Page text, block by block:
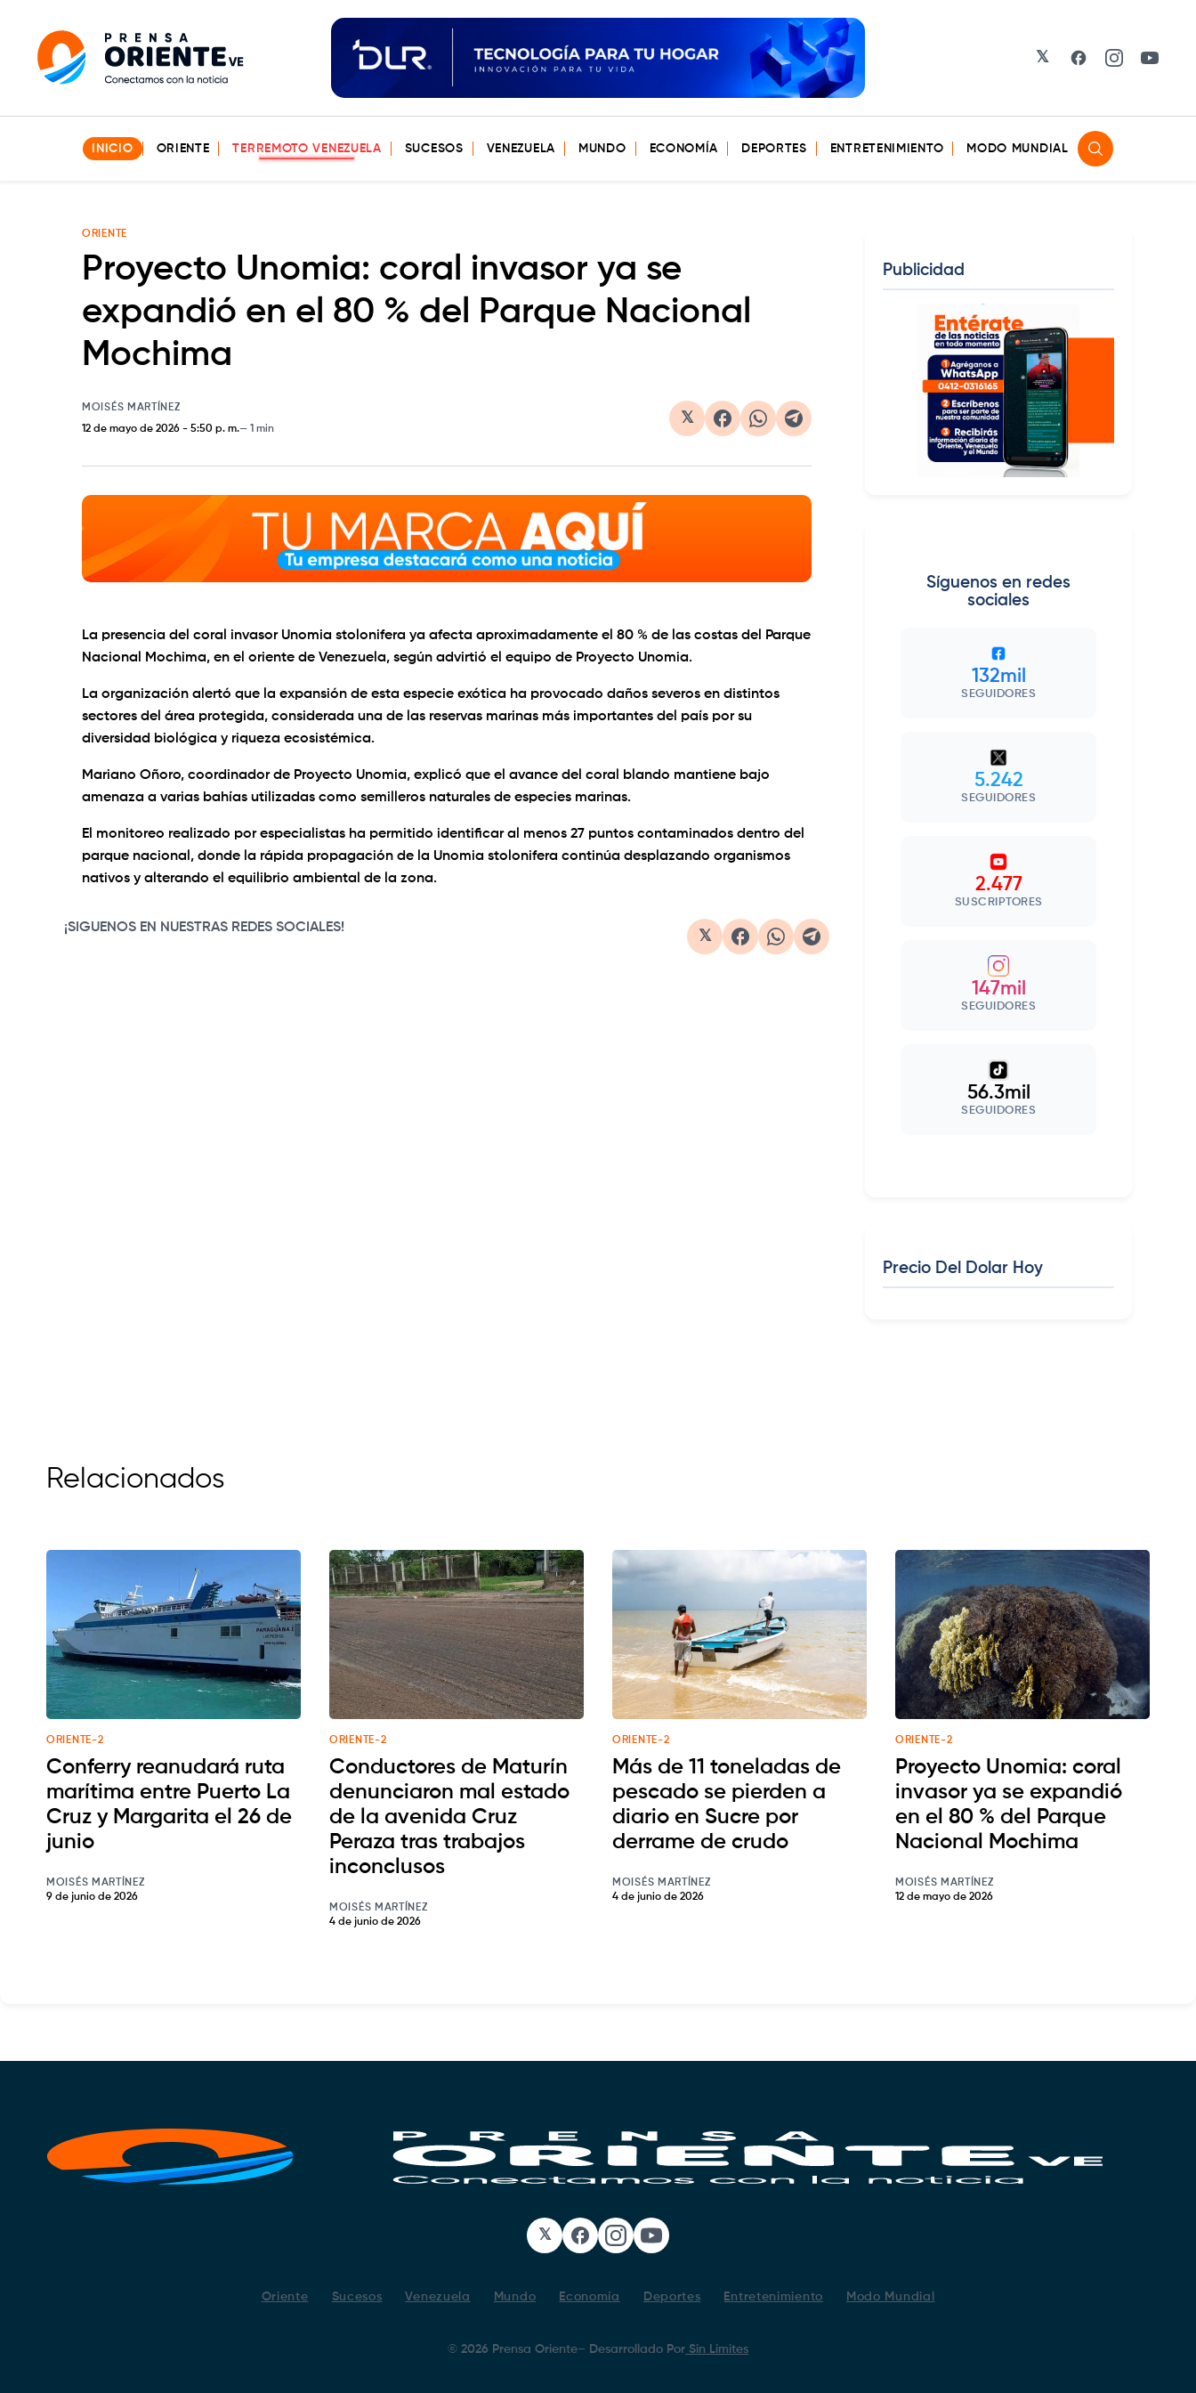
𝕏 Facebook
Instagram
INICIO ORIENTE TERREMOTO VENEZUELA SUCESOS VENEZUELA MUNDO ECONOMÍA DEPORTES ENTRETENIMIENTO MODO MUNDIAL
ORIENTE
Proyecto Unomia: coral invasor ya se
expandió en el 80 % del Parque Nacional
Mochima
MOISÉS MARTÍNEZ
12 de mayo de 2026 - 5:50 p. m. 1 min
𝕏
La presencia del coral invasor Unomia stolonifera ya afecta aproximadamente el 80 % de las costas del Parque
Nacional Mochima, en el oriente de Venezuela, según advirtió el equipo de Proyecto Unomia.
La organización alertó que la expansión de esta especie exótica ha provocado daños severos en distintos
sectores del área protegida, considerada una de las reservas marinas más importantes del país por su
diversidad biológica y riqueza ecosistémica.
Mariano Oñoro, coordinador de Proyecto Unomia, explicó que el avance del coral blando mantiene bajo
amenaza a varias bahías utilizadas como semilleros naturales de especies marinas.
El monitoreo realizado por especialistas ha permitido identificar al menos 27 puntos contaminados dentro del
parque nacional, donde la rápida propagación de la Unomia stolonifera continúa desplazando organismos
nativos y alterando el equilibrio ambiental de la zona.
¡SIGUENOS EN NUESTRAS REDES SOCIALES!
𝕏
Publicidad
Síguenos en redes
sociales
132mil
SEGUIDORES
5.242
SEGUIDORES
2.477
SUSCRIPTORES
147mil
SEGUIDORES
56.3mil
SEGUIDORES
Precio Del Dolar Hoy
Relacionados
ORIENTE-2
Conferry reanudará ruta
marítima entre Puerto La
Cruz y Margarita el 26 de
junio
MOISÉS MARTÍNEZ
9 de junio de 2026
ORIENTE-2
Conductores de Maturín
denunciaron mal estado
de la avenida Cruz
Peraza tras trabajos
inconclusos
MOISÉS MARTÍNEZ
4 de junio de 2026
ORIENTE-2
Más de 11 toneladas de
pescado se pierden a
diario en Sucre por
derrame de crudo
MOISÉS MARTÍNEZ
4 de junio de 2026
ORIENTE-2
Proyecto Unomia: coral
invasor ya se expandió
en el 80 % del Parque
Nacional Mochima
MOISÉS MARTÍNEZ
12 de mayo de 2026
𝕏 Facebook
Instagram
YouTube
Oriente Sucesos Venezuela Mundo Economía Deportes Entretenimiento Modo Mundial
© 2026 Prensa Oriente– Desarrollado Por Sin Limites